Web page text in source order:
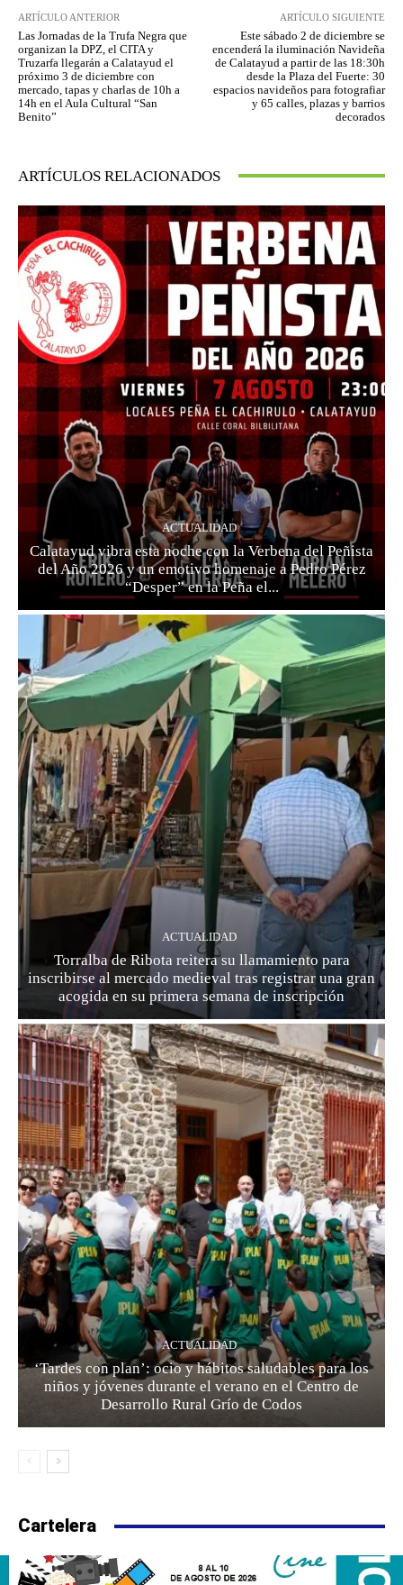
ARTÍCULO ANTERIOR
Las Jornadas de la Trufa Negra que
organizan la DPZ, el CITA y
Truzarfa llegarán a Calatayud el
próximo 3 de diciembre con
mercado, tapas y charlas de 10h a
14h en el Aula Cultural “San
Benito”
ARTÍCULO SIGUIENTE
Este sábado 2 de diciembre se
encenderá la iluminación Navideña
de Calatayud a partir de las 18:30h
desde la Plaza del Fuerte: 30
espacios navideños para fotografiar
y 65 calles, plazas y barrios
decorados
ARTÍCULOS RELACIONADOS
ACTUALIDAD
Calatayud vibra esta noche con la Verbena del Peñista
del Año 2026 y un emotivo homenaje a Pedro Pérez
“Desper” en la Peña el...
ACTUALIDAD
Torralba de Ribota reitera su llamamiento para
inscribirse al mercado medieval tras registrar una gran
acogida en su primera semana de inscripción
ACTUALIDAD
‘Tardes con plan’: ocio y hábitos saludables para los
niños y jóvenes durante el verano en el Centro de
Desarrollo Rural Grío de Codos
Cartelera